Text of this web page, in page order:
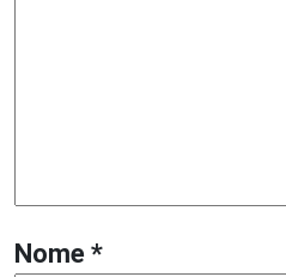
Nome *